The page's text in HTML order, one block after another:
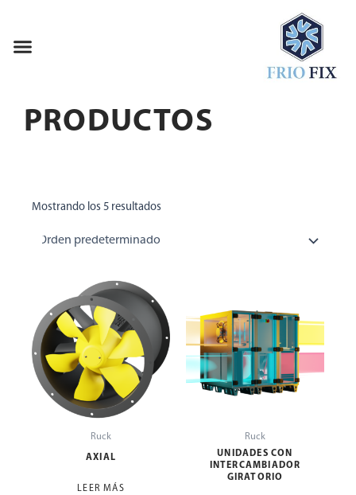
contenidoMenu
PRODUCTOS
Mostrando los 5 resultados
Ruck
AXIAL
LEER MÁS
Ruck
UNIDADES CON
INTERCAMBIADOR
GIRATORIO